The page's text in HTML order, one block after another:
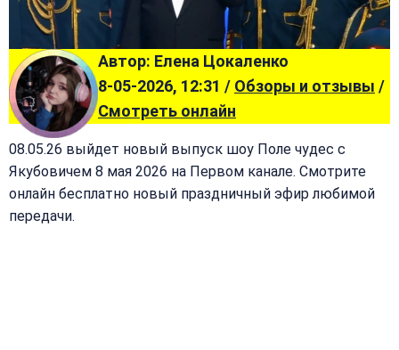
Автор: Елена Цокаленко
8-05-2026, 12:31 / Обзоры и отзывы /
Смотреть онлайн
08.05.26 выйдет новый выпуск шоу Поле чудес с
Якубовичем 8 мая 2026 на Первом канале. Смотрите
онлайн бесплатно новый праздничный эфир любимой
передачи.